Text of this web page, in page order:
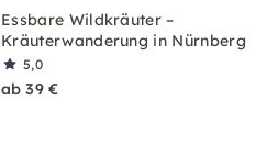
Essbare Wildkräuter –
Kräuterwanderung in Nürnberg
5,0
ab 39 €